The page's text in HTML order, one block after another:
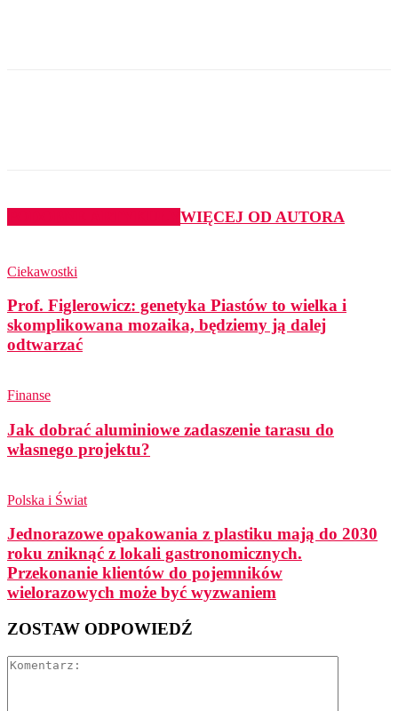
WIĘCEJ OD AUTORA
Ciekawostki
Prof. Figlerowicz: genetyka Piastów to wielka i
skomplikowana mozaika, będziemy ją dalej
odtwarzać
Finanse
Jak dobrać aluminiowe zadaszenie tarasu do
własnego projektu?
Polska i Świat
Jednorazowe opakowania z plastiku mają do 2030
roku zniknąć z lokali gastronomicznych.
Przekonanie klientów do pojemników
wielorazowych może być wyzwaniem
ZOSTAW ODPOWIEDŹ